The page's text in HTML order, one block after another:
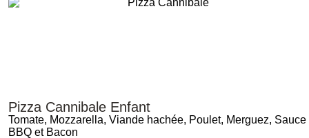
Pizza Cannibale Enfant
Tomate, Mozzarella, Viande hachée, Poulet, Merguez, Sauce
BBQ et Bacon